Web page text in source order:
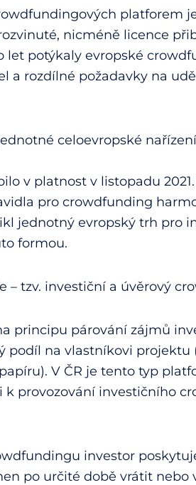
platforem
nicméně licence
let potýkaly evropské
a rozdílné požadavky na
celoevropské
v platnost v listopadu
pro crowdfunding
jednotný evropský trh pro
formou.
– tzv. investiční a úvěrový
principu párování zájmů
podíl na vlastníkovi projektu
V ČR je tento typ
provozování investičního
investor
po určité době vrátit nebo